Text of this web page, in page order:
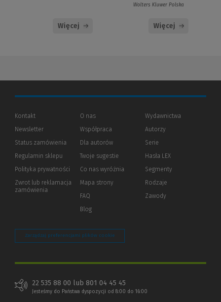
Więcej
Wolters Kluwer Polska
Więcej
Kontakt
Newsletter
Status zamówienia
Regulamin sklepu
Polityka prywatności (Nowe
(Link
innej
Zwrot lub reklamacja
zamówienia
O nas
Współpraca
Dla autorów(Nowe
(Link
innej
Twoje sugestie
Co nas wyróżnia
Mapa strony
FAQ
Blog
Wydawnictwa
Autorzy
Serie
Hasła LEX
Segmenty
Rodzaje
Zawody
Zarządzaj preferencjami plików cookie
22 535 88 00 lub 801 04 45 45
Jesteśmy do Państwa dyspozycji od 8:00 do 16:00